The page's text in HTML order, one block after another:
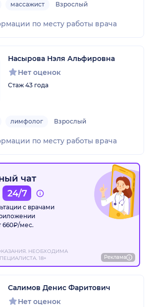
массажист Взрослый
по месту работы врача
Насырова Нэля Альфировна
Нет оценок
Стаж 43 года
лимфолог Взрослый
по месту работы врача
чат
24/7
с врачами
660₽/мес.
НЕОБХОДИМА
18+
Реклама
Салимов Денис Фаритович
Нет оценок